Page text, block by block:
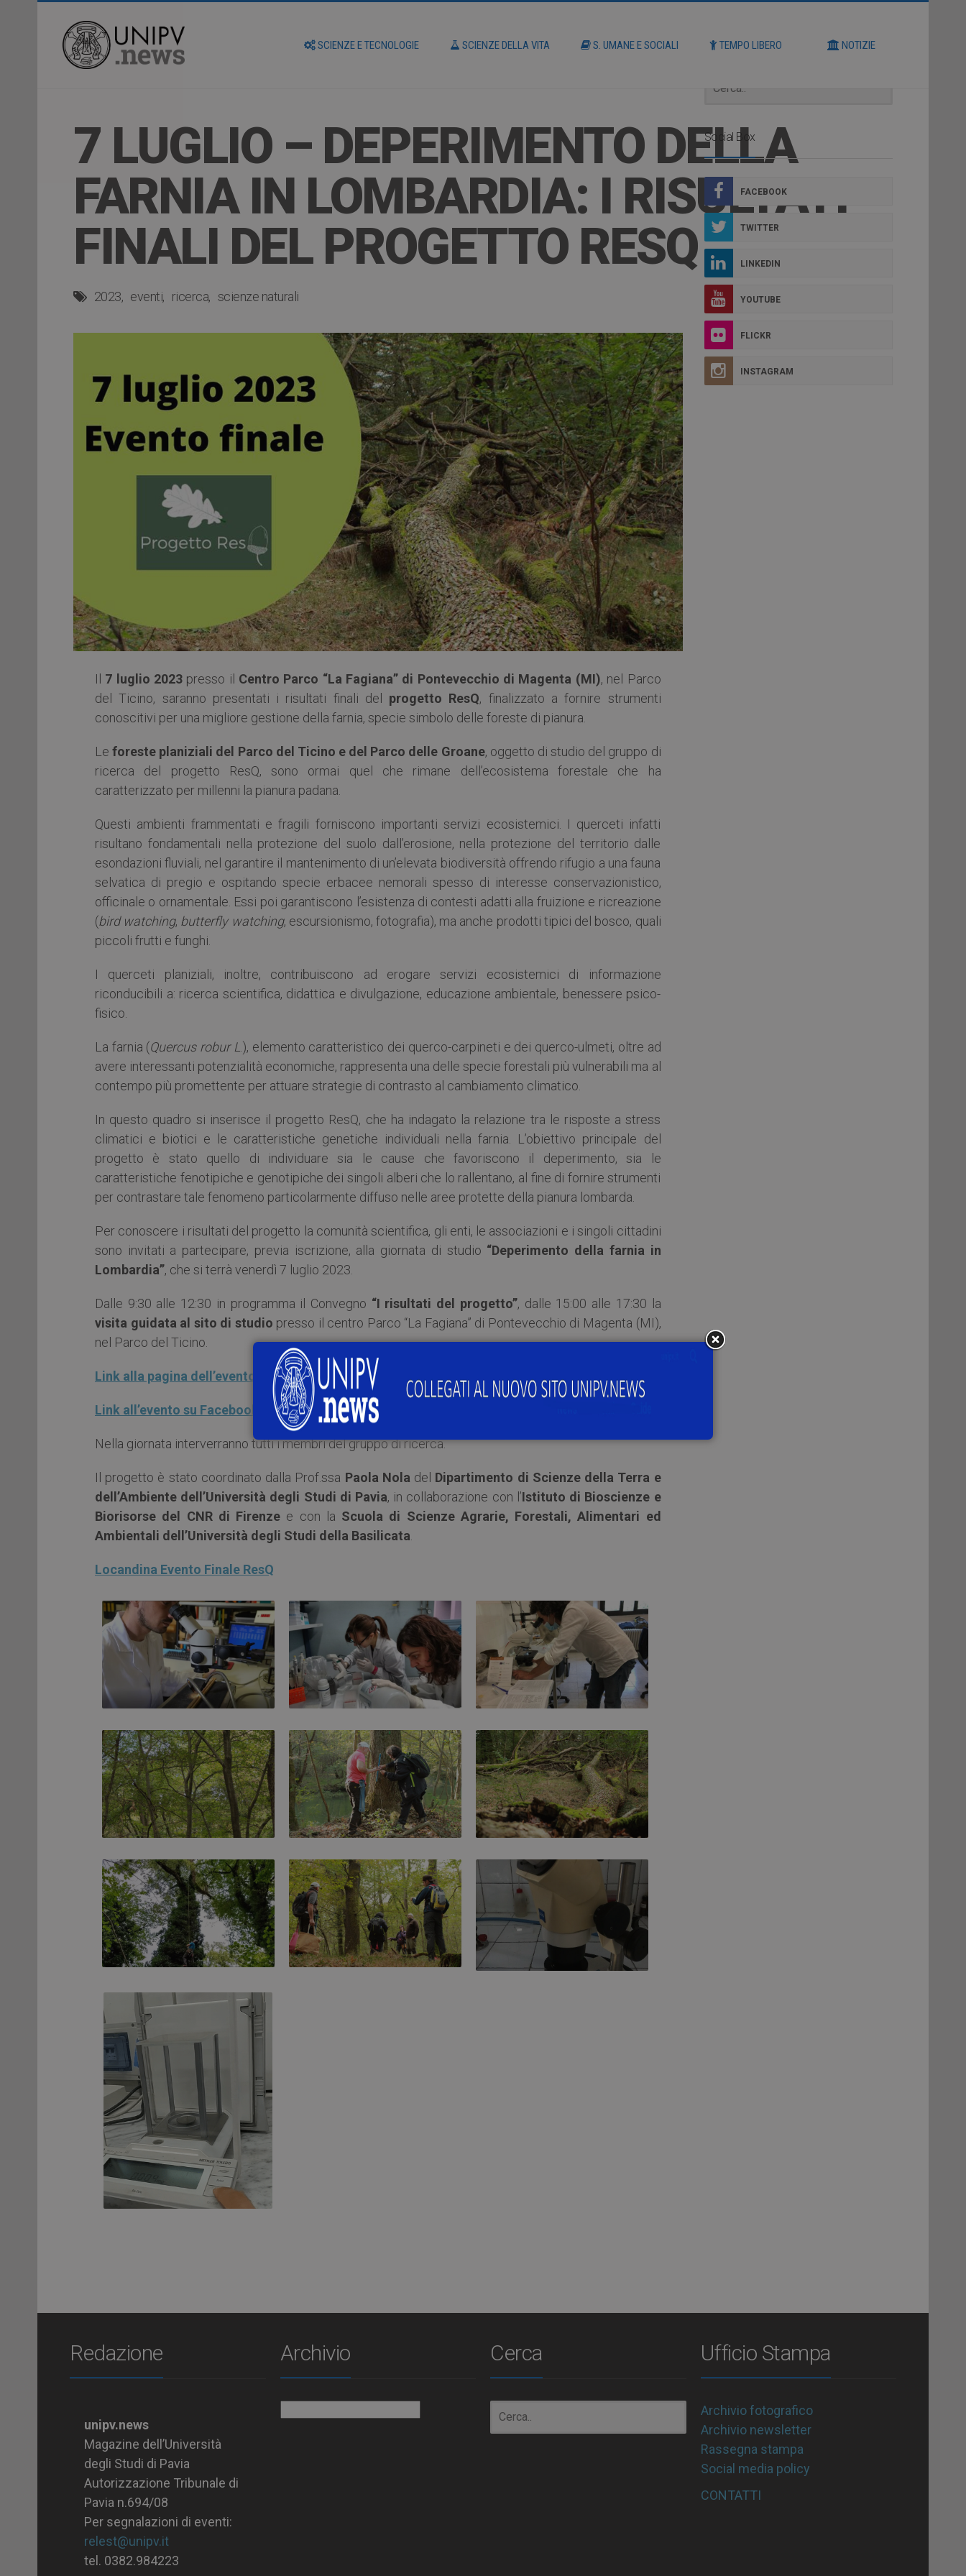
SCIENZE E TECNOLOGIE SCIENZE DELLA VITA S. UMANE E SOCIALI TEMPO LIBERO NOTIZIE
7 LUGLIO – DEPERIMENTO DELLA
FARNIA IN LOMBARDIA: I RISULTATI
FINALI DEL PROGETTO RESQ
2023 eventi ricerca scienze naturali
Il 7 luglio 2023 presso il Centro Parco “La Fagiana” di Pontevecchio di Magenta (MI), nel Parco
del Ticino, saranno presentati i risultati finali del progetto ResQ, finalizzato a fornire strumenti
conoscitivi per una migliore gestione della farnia, specie simbolo delle foreste di pianura.
Leforeste planiziali del Parco del Ticino e del Parco delle Groane, oggetto di studio del gruppo di
ricerca del progetto ResQ, sono ormai quel che rimane dell’ecosistema forestale che ha
caratterizzato per millenni la pianura padana.
Questi ambienti frammentati e fragili forniscono importanti servizi ecosistemici. I querceti infatti
risultano fondamentali nella protezione del suolo dall’erosione, nella protezione del territorio dalle
esondazioni fluviali, nel garantire il mantenimento di un’elevata biodiversità offrendo rifugio a una fauna
selvatica di pregio e ospitando specie erbacee nemorali spesso di interesse conservazionistico,
officinale o ornamentale. Essi poi garantiscono l’esistenza di contesti adatti alla fruizione e ricreazione
(bird watching, butterfly watching, escursionismo, fotografia), ma anche prodotti tipici del bosco, quali
piccoli frutti e funghi.
I querceti planiziali, inoltre, contribuiscono ad erogare servizi ecosistemici di informazione
riconducibili a: ricerca scientifica, didattica e divulgazione, educazione ambientale, benessere psico-
fisico.
La farnia (Quercus robur L .), elemento caratteristico dei querco-carpineti e dei querco-ulmeti, oltre ad
avere interessanti potenzialità economiche, rappresenta una delle specie forestali più vulnerabili ma al
contempo più promettente per attuare strategie di contrasto al cambiamento climatico.
In questo quadro si inserisce il progetto ResQ, che ha indagato la relazione tra le risposte a stress
climatici e biotici e le caratteristiche genetiche individuali nella farnia. L’obiettivo principale del
progetto è stato quello di individuare sia le cause che favoriscono il deperimento, sia le
caratteristiche fenotipiche e genotipiche dei singoli alberi che lo rallentano, al fine di fornire strumenti
per contrastare tale fenomeno particolarmente diffuso nelle aree protette della pianura lombarda.
Per conoscere i risultati del progetto la comunità scientifica, gli enti, le associazioni e i singoli cittadini
sono invitati a partecipare, previa iscrizione, alla giornata di studio “Deperimento della farnia in
Lombardia”, che si terrà venerdì 7 luglio 2023.
Dalle 9:30 alle 12:30 in programma il Convegno “I risultati del progetto”, dalle 15:00 alle 17:30 la
visita guidata al sito di studio presso il centro Parco “La Fagiana” di Pontevecchio di Magenta (MI),
nel Parco del Ticino.
Link alla pagina dell’evento
Link all’evento su Facebook
Nella giornata interverranno tutti i membri del gruppo di ricerca.
Il progetto è stato coordinato dalla Prof.ssa Paola Nola del Dipartimento di Scienze della Terra e
dell’Ambiente dell’Università degli Studi di Pavia, in collaborazione con l’Istituto di Bioscienze e
Biorisorse del CNR di Firenze e con la Scuola di Scienze Agrarie, Forestali, Alimentari ed
Ambientali dell’Università degli Studi della Basilicata
Locandina Evento Finale ResQ
Analisi dendrocronologiche Analisi genomiche Analisi floristiche
Il bosco planiziale Prelievo di campioni dendrocronologici Il fenomeno della deperienza
Esemplare di farnia
Social Box
FACEBOOK
TWITTER
LINKEDIN
YOUTUBE
FLICKR
INSTAGRAM
Redazione
unipv.news
Magazine dell’Università
degli Studi di Pavia
Autorizzazione Tribunale di
Pavia n.694/08
Per segnalazioni di eventi:
relest@unipv.it
tel. 0382.984223
Archivio Cerca Ufficio Stampa
Archivio fotografico
Archivio newsletter
Rassegna stampa
Social media policy
CONTATTI